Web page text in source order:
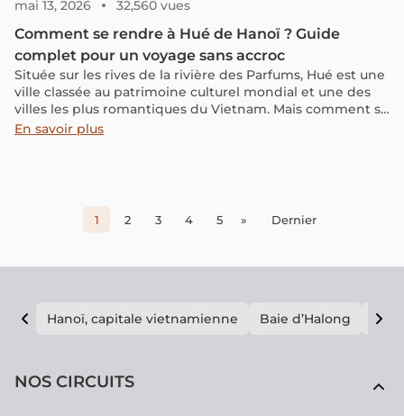
mai 13, 2026 32,560 vues
Comment se rendre à Hué de Hanoï ? Guide
complet pour un voyage sans accroc
Située sur les rives de la rivière des Parfums, Hué est une
ville classée au patrimoine culturel mondial et une des
villes les plus romantiques du Vietnam. Mais comment se
rendre de Hanoi à Hué ? Dans cet article, nous vous
En savoir plus
1 2 3 4 5 » Dernier
Hanoï, capitale vietnamienne Baie d’Halong E
NOS CIRCUITS